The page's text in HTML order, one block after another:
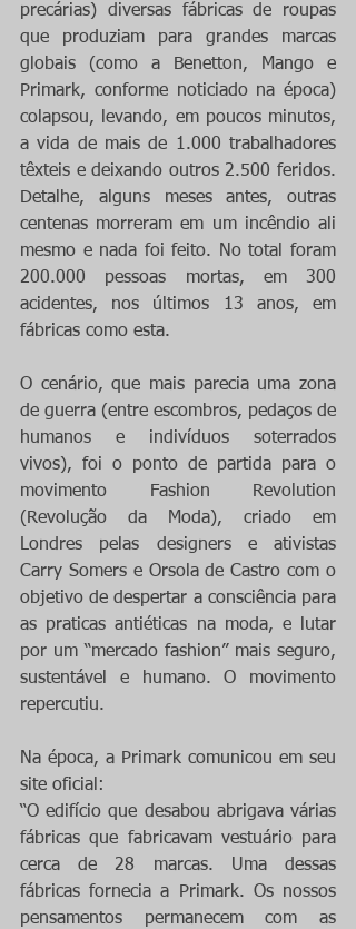
precárias) diversas fábricas de roupas
que produziam para grandes marcas
globais (como a Benetton, Mango e
Primark, conforme noticiado na época)
colapsou, levando, em poucos minutos,
a vida de mais de 1.000 trabalhadores
têxteis e deixando outros 2.500 feridos.
Detalhe, alguns meses antes, outras
centenas morreram em um incêndio ali
mesmo e nada foi feito. No total foram
200.000 pessoas mortas, em 300
acidentes, nos últimos 13 anos, em
fábricas como esta.
O cenário, que mais parecia uma zona
de guerra (entre escombros, pedaços de
humanos e indivíduos soterrados
vivos), foi o ponto de partida para o
movimento Fashion Revolution
(Revolução da Moda), criado em
Londres pelas designers e ativistas
Carry Somers e Orsola de Castro com o
objetivo de despertar a consciência para
as praticas antiéticas na moda, e lutar
por um “mercado fashion” mais seguro,
sustentável e humano. O movimento
repercutiu.
Na época, a Primark comunicou em seu
site oficial:
“O edifício que desabou abrigava várias
fábricas que fabricavam vestuário para
cerca de 28 marcas. Uma dessas
fábricas fornecia a Primark. Os nossos
pensamentos permanecem com as